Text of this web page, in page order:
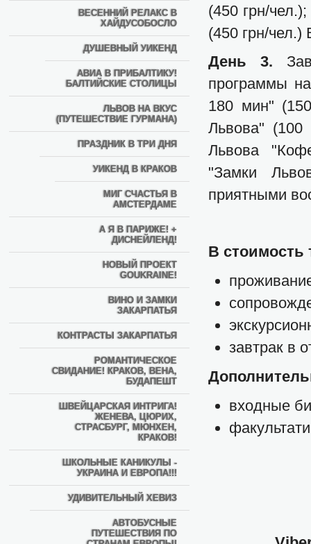
ВЕСЕННИЙ РЕЛАКС В
ХАЙДУСОБОСЛО
ДУШЕВНЫЙ УИКЕНД
АВИА В ПРИБАЛТИКУ!
БАЛТИЙСКИЕ СТОЛИЦЫ
ЛЬВОВ НА ВКУС
(ПУТЕШЕСТВИЕ ГУРМАНА)
ПРАЗДНИК В ТРИ ДНЯ
УИКЕНД В КРАКОВ
МИГ СЧАСТЬЯ В
АМСТЕРДАМЕ
А Я В ПАРИЖЕ! +
ДИСНЕЙЛЕНД!
НОВЫЙ ПРОЕКТ
GOUKRAINE!
ВИНО И ЗАМКИ
ЗАКАРПАТЬЯ
КОНТРАСТЫ ЗАКАРПАТЬЯ
РОМАНТИЧЕСКОЕ
СВИДАНИЕ! КРАКОВ, ВЕНА,
БУДАПЕШТ
ШВЕЙЦАРСКАЯ ИНТРИГА!
ЖЕНЕВА, ЦЮРИХ,
СТРАСБУРГ, МЮНХЕН,
КРАКОВ!
ШКОЛЬНЫЕ КАНИКУЛЫ -
УКРАИНА И ЕВРОПА!!!
УДИВИТЕЛЬНЫЙ ХЕВИЗ
АВТОБУСНЫЕ
ПУТЕШЕСТВИЯ ПО
(450 грн/
(450 грн/
День 3.
программы
180 мин"
Львова" (100
Львова
"Замки
приятными
В стоимость
завтрак в
входные